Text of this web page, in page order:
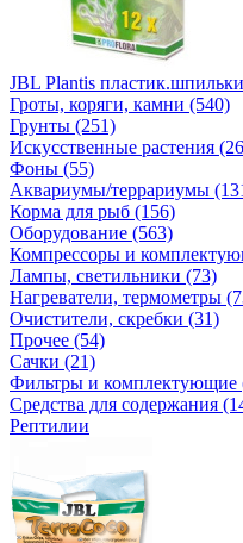
JBL Plantis
Гроты, коряги, камни (540)
Грунты (251)
Искусственные растения
Фоны (55)
Аквариумы/террариумы
Корма для рыб (156)
Оборудование (563)
Компрессоры и
Лампы, светильники (73)
Нагреватели, термометры
Очистители, скребки (31)
Прочее (54)
Сачки (21)
Фильтры и комплектующие
Средства для содержания
Рептилии